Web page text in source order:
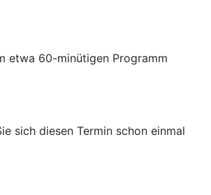
etwa 60-minütigen Programm
sich diesen Termin schon einmal